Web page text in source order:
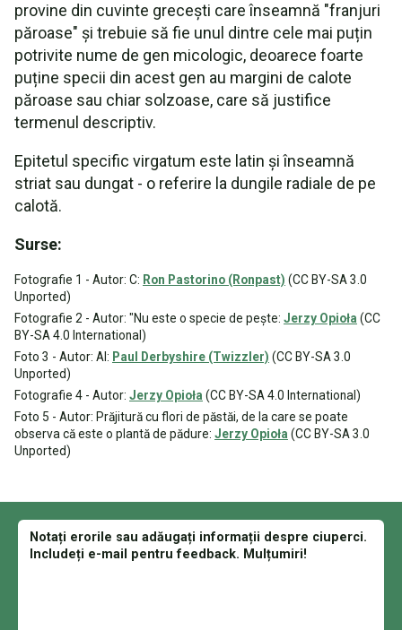
provine din cuvinte grecești care înseamnă "franjuri
păroase" și trebuie să fie unul dintre cele mai puțin
potrivite nume de gen micologic, deoarece foarte
puține specii din acest gen au margini de calote
păroase sau chiar solzoase, care să justifice
termenul descriptiv.
Epitetul specific virgatum este latin și înseamnă
striat sau dungat - o referire la dungile radiale de pe
calotă.
Surse:
Fotografie 1 - Autor: C: Ron Pastorino (Ronpast) (CC BY-SA 3.0
Unported)
Fotografie 2 - Autor: "Nu este o specie de pește: Jerzy Opioła (CC
BY-SA 4.0 International)
Foto 3 - Autor: Al: Paul Derbyshire (Twizzler) (CC BY-SA 3.0
Unported)
Fotografie 4 - Autor: Jerzy Opioła (CC BY-SA 4.0 International)
Foto 5 - Autor: Prăjitură cu flori de păstăi, de la care se poate
observa că este o plantă de pădure: Jerzy Opioła (CC BY-SA 3.0
Unported)